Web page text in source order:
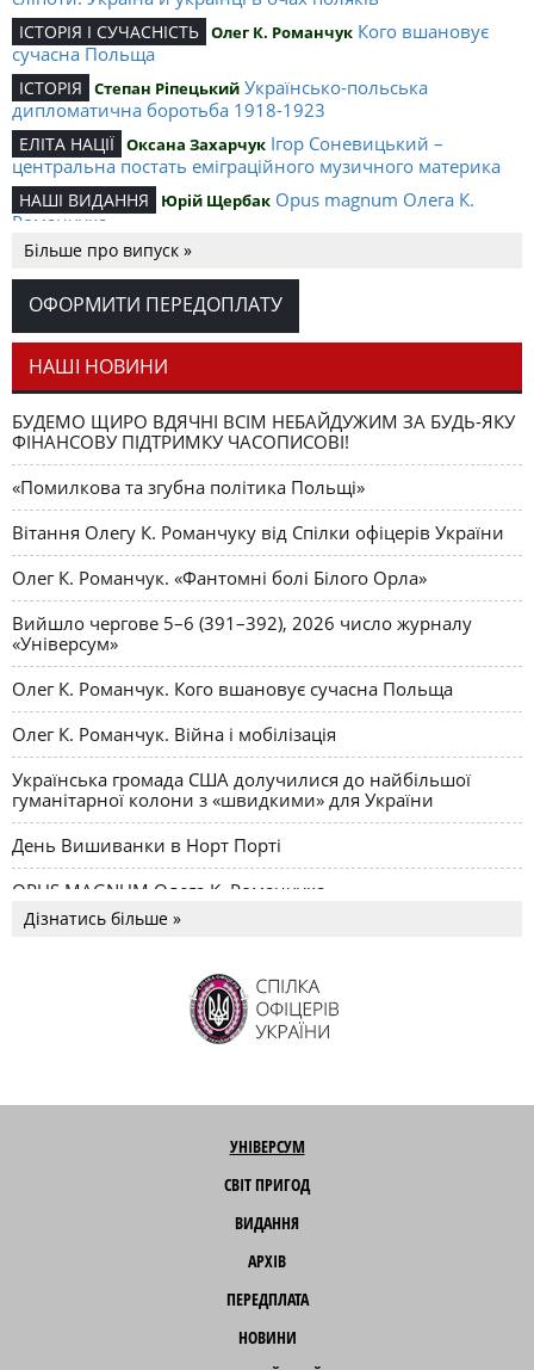
ІСТОРІЯ І СУЧАСНІСТЬ Олег К. Романчук Кого вшановує
сучасна Польща
ІСТОРІЯ Степан Ріпецький Українсько-польська
дипломатична боротьба 1918-1923
ЕЛІТА НАЦІЇ Оксана Захарчук Ігор Соневицький –
центральна постать еміграційного музичного материка
НАШІ ВИДАННЯ Юрій Щербак Opus magnum Олега К.
Романчука
РЕЦЕНЗІЇ Петро Іванишин
Романчука
СЛОВО РЕДАКЦІЙНЕ Олег К. Романчук
як уособлення української політстратегії й тактики
Більше про випуск »
ОФОРМИТИ ПЕРЕДОПЛАТУ
НАШІ НОВИНИ
БУДЕМО ЩИРО ВДЯЧНІ ВСІМ НЕБАЙДУЖИМ ЗА БУДЬ-ЯКУ
ФІНАНСОВУ ПІДТРИМКУ ЧАСОПИСОВІ!
«Помилкова та згубна політика Польщі»
Вітання Олегу К. Романчуку від Спілки офіцерів України
Олег К. Романчук. «Фантомні болі Білого Орла»
Вийшло чергове 5–6 (391–392), 2026 число журналу
«Універсум»
Олег К. Романчук. Кого вшановує сучасна Польща
Олег К. Романчук. Війна і мобілізація
Українська громада США долучилися до найбільшої
гуманітарної колони з «швидкими» для України
День Вишиванки в Норт Порті
OPUS MAGNUM Олега К. Романчука
Дізнатись більше »
УНІВЕРСУМ
СВІТ ПРИГОД
ВИДАННЯ
АРХІВ
ПЕРЕДПЛАТА
НОВИНИ